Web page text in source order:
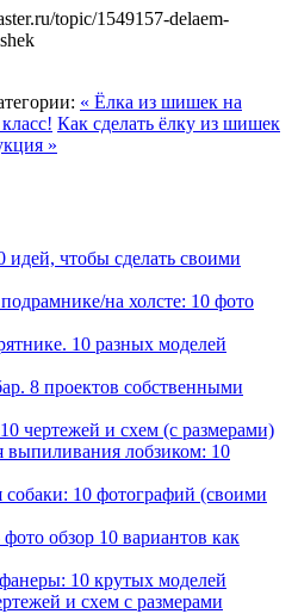
topic/1549157-delaem-
« Ёлка из шишек на
Как сделать ёлку из шишек
»
идей, чтобы сделать своими
на холсте: 10 фото
10 разных моделей
8 проектов собственными
чертежей и схем (с размерами)
выпиливания лобзиком: 10
собаки: 10 фотографий (своими
обзор 10 вариантов как
10 крутых моделей
и схем с размерами